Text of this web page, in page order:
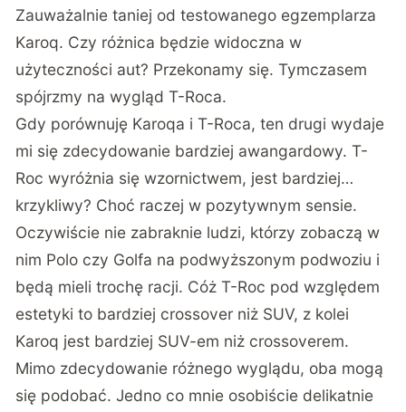
Zauważalnie taniej od testowanego egzemplarza
Karoq. Czy różnica będzie widoczna w
użyteczności aut? Przekonamy się. Tymczasem
spójrzmy na wygląd T-Roca.
Gdy porównuję Karoqa i T-Roca, ten drugi wydaje
mi się zdecydowanie bardziej awangardowy. T-
Roc wyróżnia się wzornictwem, jest bardziej…
krzykliwy? Choć raczej w pozytywnym sensie.
Oczywiście nie zabraknie ludzi, którzy zobaczą w
nim Polo czy Golfa na podwyższonym podwoziu i
będą mieli trochę racji. Cóż T-Roc pod względem
estetyki to bardziej crossover niż SUV, z kolei
Karoq jest bardziej SUV-em niż crossoverem.
Mimo zdecydowanie różnego wyglądu, oba mogą
się podobać. Jedno co mnie osobiście delikatnie